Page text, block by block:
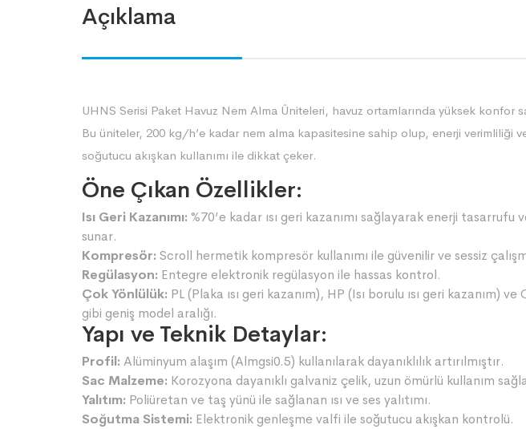
Açıklama
UHNS Serisi Paket Havuz Nem Alma Üniteleri, havuz ortamlarında yüksek konfor
Bu üniteler, 200 kg/h’e kadar nem alma kapasitesine sahip olup, enerji verimliliği
soğutucu akışkan kullanımı ile dikkat çeker.
Öne Çıkan Özellikler:
Isı Geri Kazanımı: %70’e kadar ısı geri kazanımı sağlayarak enerji
sunar.
Kompresör: Scroll hermetik kompresör kullanımı ile güvenilir ve sessiz
Regülasyon: Entegre elektronik regülasyon ile hassas kontrol.
Çok Yönlülük: PL (Plaka ısı geri kazanım), HP (Isı borulu ısı geri kazanım) ve
gibi geniş model aralığı.
Yapı ve Teknik Detaylar:
Profil: Alüminyum alaşım (Almgsi0.5) kullanılarak dayanıklılık artırılmıştır.
Sac Malzeme: Korozyona dayanıklı galvaniz çelik, uzun ömürlü kullanım
Yalıtım: Poliüretan ve taş yünü ile sağlanan ısı ve ses yalıtımı.
Soğutma Sistemi: Elektronik genleşme valfi ile soğutucu akışkan kontrolü.